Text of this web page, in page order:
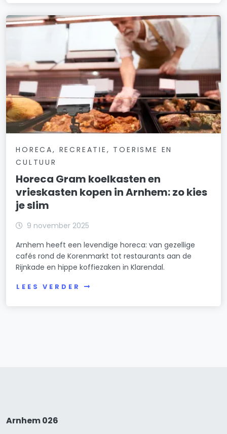
HORECA, RECREATIE, TOERISME EN
CULTUUR
Horeca Gram koelkasten en
vrieskasten kopen in Arnhem: zo kies
je slim
9 november 2025
Arnhem heeft een levendige horeca: van gezellige
cafés rond de Korenmarkt tot restaurants aan de
Rijnkade en hippe koffiezaken in Klarendal.
LEES VERDER
Arnhem 026